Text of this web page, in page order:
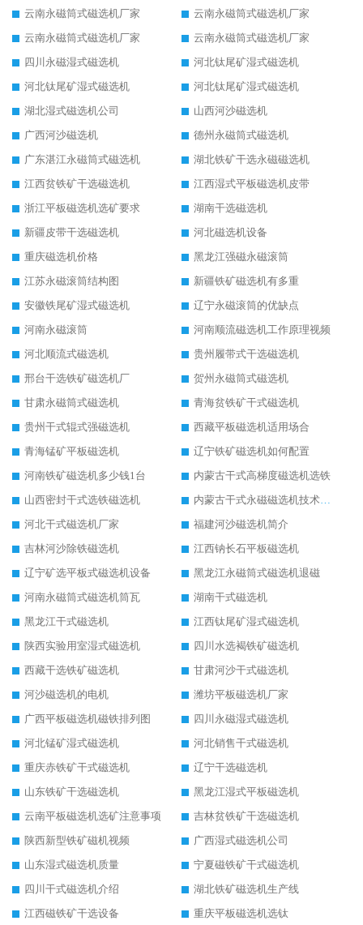
云南永磁筒式磁选机厂家
云南永磁筒式磁选机厂家
云南永磁筒式磁选机厂家
云南永磁筒式磁选机厂家
四川永磁湿式磁选机
河北钛尾矿湿式磁选机
河北钛尾矿湿式磁选机
河北钛尾矿湿式磁选机
湖北湿式磁选机公司
山西河沙磁选机
广西河沙磁选机
德州永磁筒式磁选机
广东湛江永磁筒式磁选机
湖北铁矿干选永磁磁选机
江西贫铁矿干选磁选机
江西湿式平板磁选机皮带
浙江平板磁选机选矿要求
湖南干选磁选机
新疆皮带干选磁选机
河北磁选机设备
重庆磁选机价格
黑龙江强磁永磁滚筒
江苏永磁滚筒结构图
新疆铁矿磁选机有多重
安徽铁尾矿湿式磁选机
辽宁永磁滚筒的优缺点
河南永磁滚筒
河南顺流磁选机工作原理视频
河北顺流式磁选机
贵州履带式干选磁选机
邢台干选铁矿磁选机厂
贺州永磁筒式磁选机
甘肃永磁筒式磁选机
青海贫铁矿干式磁选机
贵州干式辊式强磁选机
西藏平板磁选机适用场合
青海锰矿平板磁选机
辽宁铁矿磁选机如何配置
河南铁矿磁选机多少钱1台
内蒙古干式高梯度磁选机选铁
山西密封干式选铁磁选机
内蒙古干式永磁磁选机技术要求
河北干式磁选机厂家
福建河沙磁选机简介
吉林河沙除铁磁选机
江西钠长石平板磁选机
辽宁矿选平板式磁选机设备
黑龙江永磁筒式磁选机退磁
河南永磁筒式磁选机筒瓦
湖南干式磁选机
黑龙江干式磁选机
江西钛尾矿湿式磁选机
陕西实验用室湿式磁选机
四川水选褐铁矿磁选机
西藏干选铁矿磁选机
甘肃河沙干式磁选机
河沙磁选机的电机
潍坊平板磁选机厂家
广西平板磁选机磁铁排列图
四川永磁湿式磁选机
河北锰矿湿式磁选机
河北销售干式磁选机
重庆赤铁矿干式磁选机
辽宁干选磁选机
山东铁矿干选磁选机
黑龙江湿式平板磁选机
云南平板磁选机选矿注意事项
吉林贫铁矿干选磁选机
陕西新型铁矿磁机视频
广西湿式磁选机公司
山东湿式磁选机质量
宁夏磁铁矿干式磁选机
四川干式磁选机介绍
湖北铁矿磁选机生产线
江西磁铁矿干选设备
重庆平板磁选机选钛